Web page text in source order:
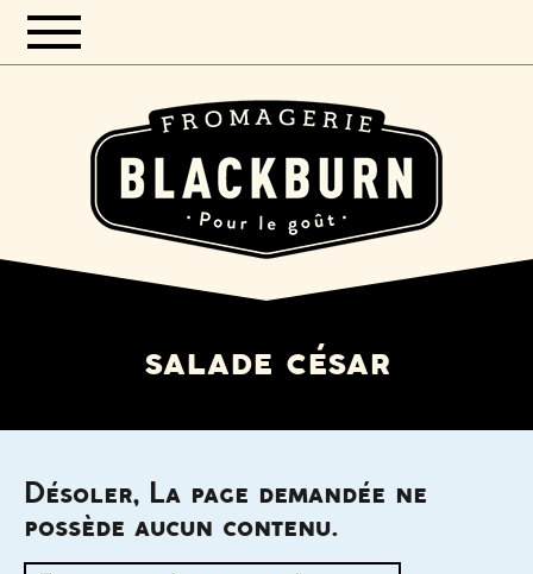
salade césar
Désoler, La page demandée ne
possède aucun contenu.